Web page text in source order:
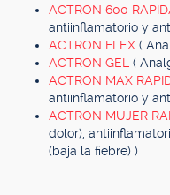
ACTRON 600
antiinflamatorio y
ACTRON FLEX (
ACTRON GEL (
ACTRON MAX
antiinflamatorio y
ACTRON MUJER
dolor),
(baja la fiebre) )